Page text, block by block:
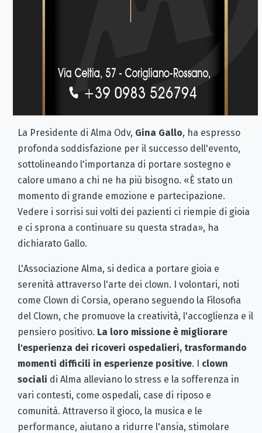
La Presidente di Alma Odv, Gina Gallo, ha espresso
profonda soddisfazione per il successo dell'evento,
sottolineando l'importanza di portare sostegno e
calore umano a chi ne ha più bisogno. «È stato un
momento di grande emozione e partecipazione.
Vedere i sorrisi sui volti dei pazienti ci riempie di gioia
e ci sprona a continuare su questa strada», ha
dichiarato Gallo.
L'Associazione Alma, si dedica a portare gioia e
serenità attraverso l'arte dei clown. I volontari, noti
come Clown di Corsia, operano seguendo la Filosofia
del Clown, che promuove la creatività, l'accoglienza e il
pensiero positivo. La loro missione è migliorare
l'esperienza dei ricoveri ospedalieri, trasformando
momenti difficili in esperienze positive. I clown
sociali di Alma alleviano lo stress e la sofferenza in
vari contesti, come ospedali, case di riposo e
comunità. Attraverso il gioco, la musica e le
performance, aiutano a ridurre l'ansia, stimolare